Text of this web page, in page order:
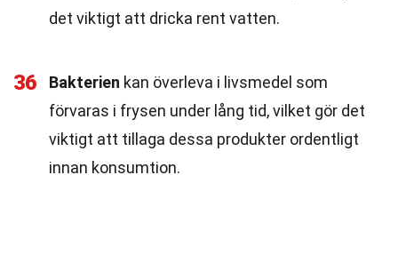
det viktigt att dricka rent vatten.
36 Bakterien kan överleva i livsmedel som
förvaras i frysen under lång tid, vilket gör det
viktigt att tillaga dessa produkter ordentligt
innan konsumtion.